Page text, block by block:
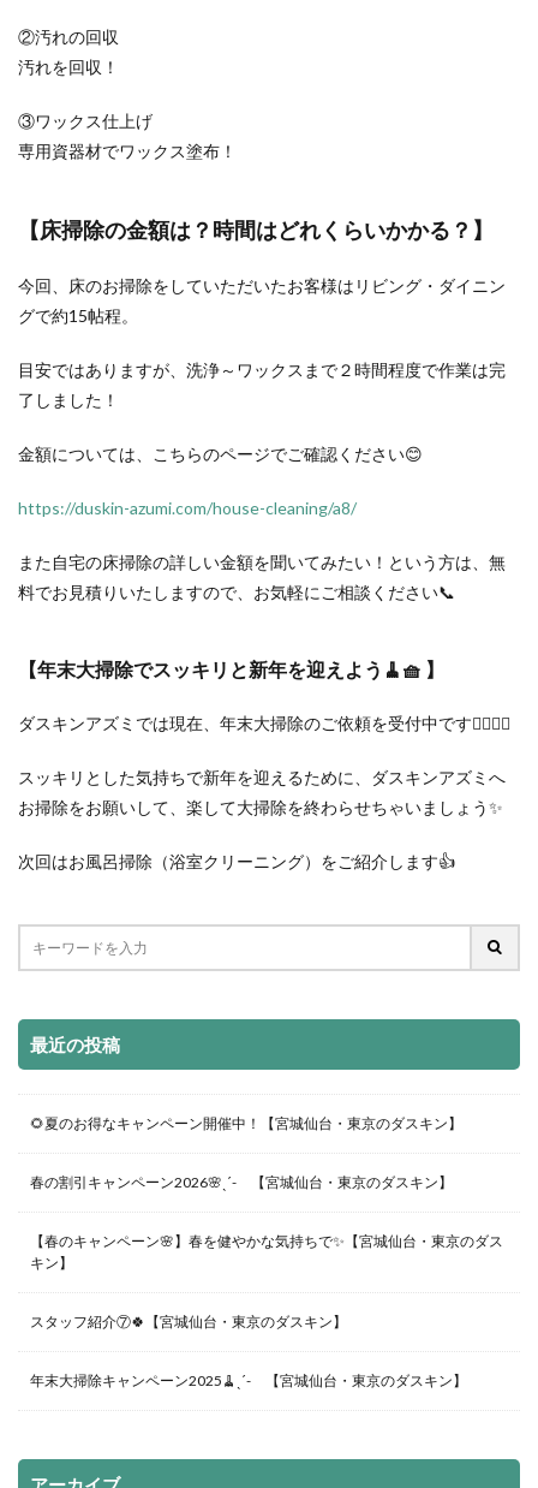
②汚れの回収
汚れを回収！
③ワックス仕上げ
専用資器材でワックス塗布！
【床掃除の金額は？時間はどれくらいかかる？】
今回、床のお掃除をしていただいたお客様はリビング・ダイニン
グで約15帖程。
目安ではありますが、洗浄～ワックスまで２時間程度で作業は完
了しました！
金額については、こちらのページでご確認ください😊
https://duskin-azumi.com/house-cleaning/a8/
また自宅の床掃除の詳しい金額を聞いてみたい！という方は、無
料でお見積りいたしますので、お気軽にご相談ください📞
【年末大掃除でスッキリと新年を迎えよう🧹🧺 】
ダスキンアズミでは現在、年末大掃除のご依頼を受付中です🙋‍♂️🙋‍♀️
スッキリとした気持ちで新年を迎えるために、ダスキンアズミへ
お掃除をお願いして、楽して大掃除を終わらせちゃいましょう✨
次回はお風呂掃除（浴室クリーニング）をご紹介します👍
最近の投稿
🌻夏のお得なキャンペーン開催中！【宮城仙台・東京のダスキン】
春の割引キャンペーン2026🌸ˎˊ- 【宮城仙台・東京のダスキン】
【春のキャンペーン🌸】春を健やかな気持ちで✨【宮城仙台・東京のダス
キン】
スタッフ紹介⑦🍀【宮城仙台・東京のダスキン】
年末大掃除キャンペーン2025🧹ˎˊ- 【宮城仙台・東京のダスキン】